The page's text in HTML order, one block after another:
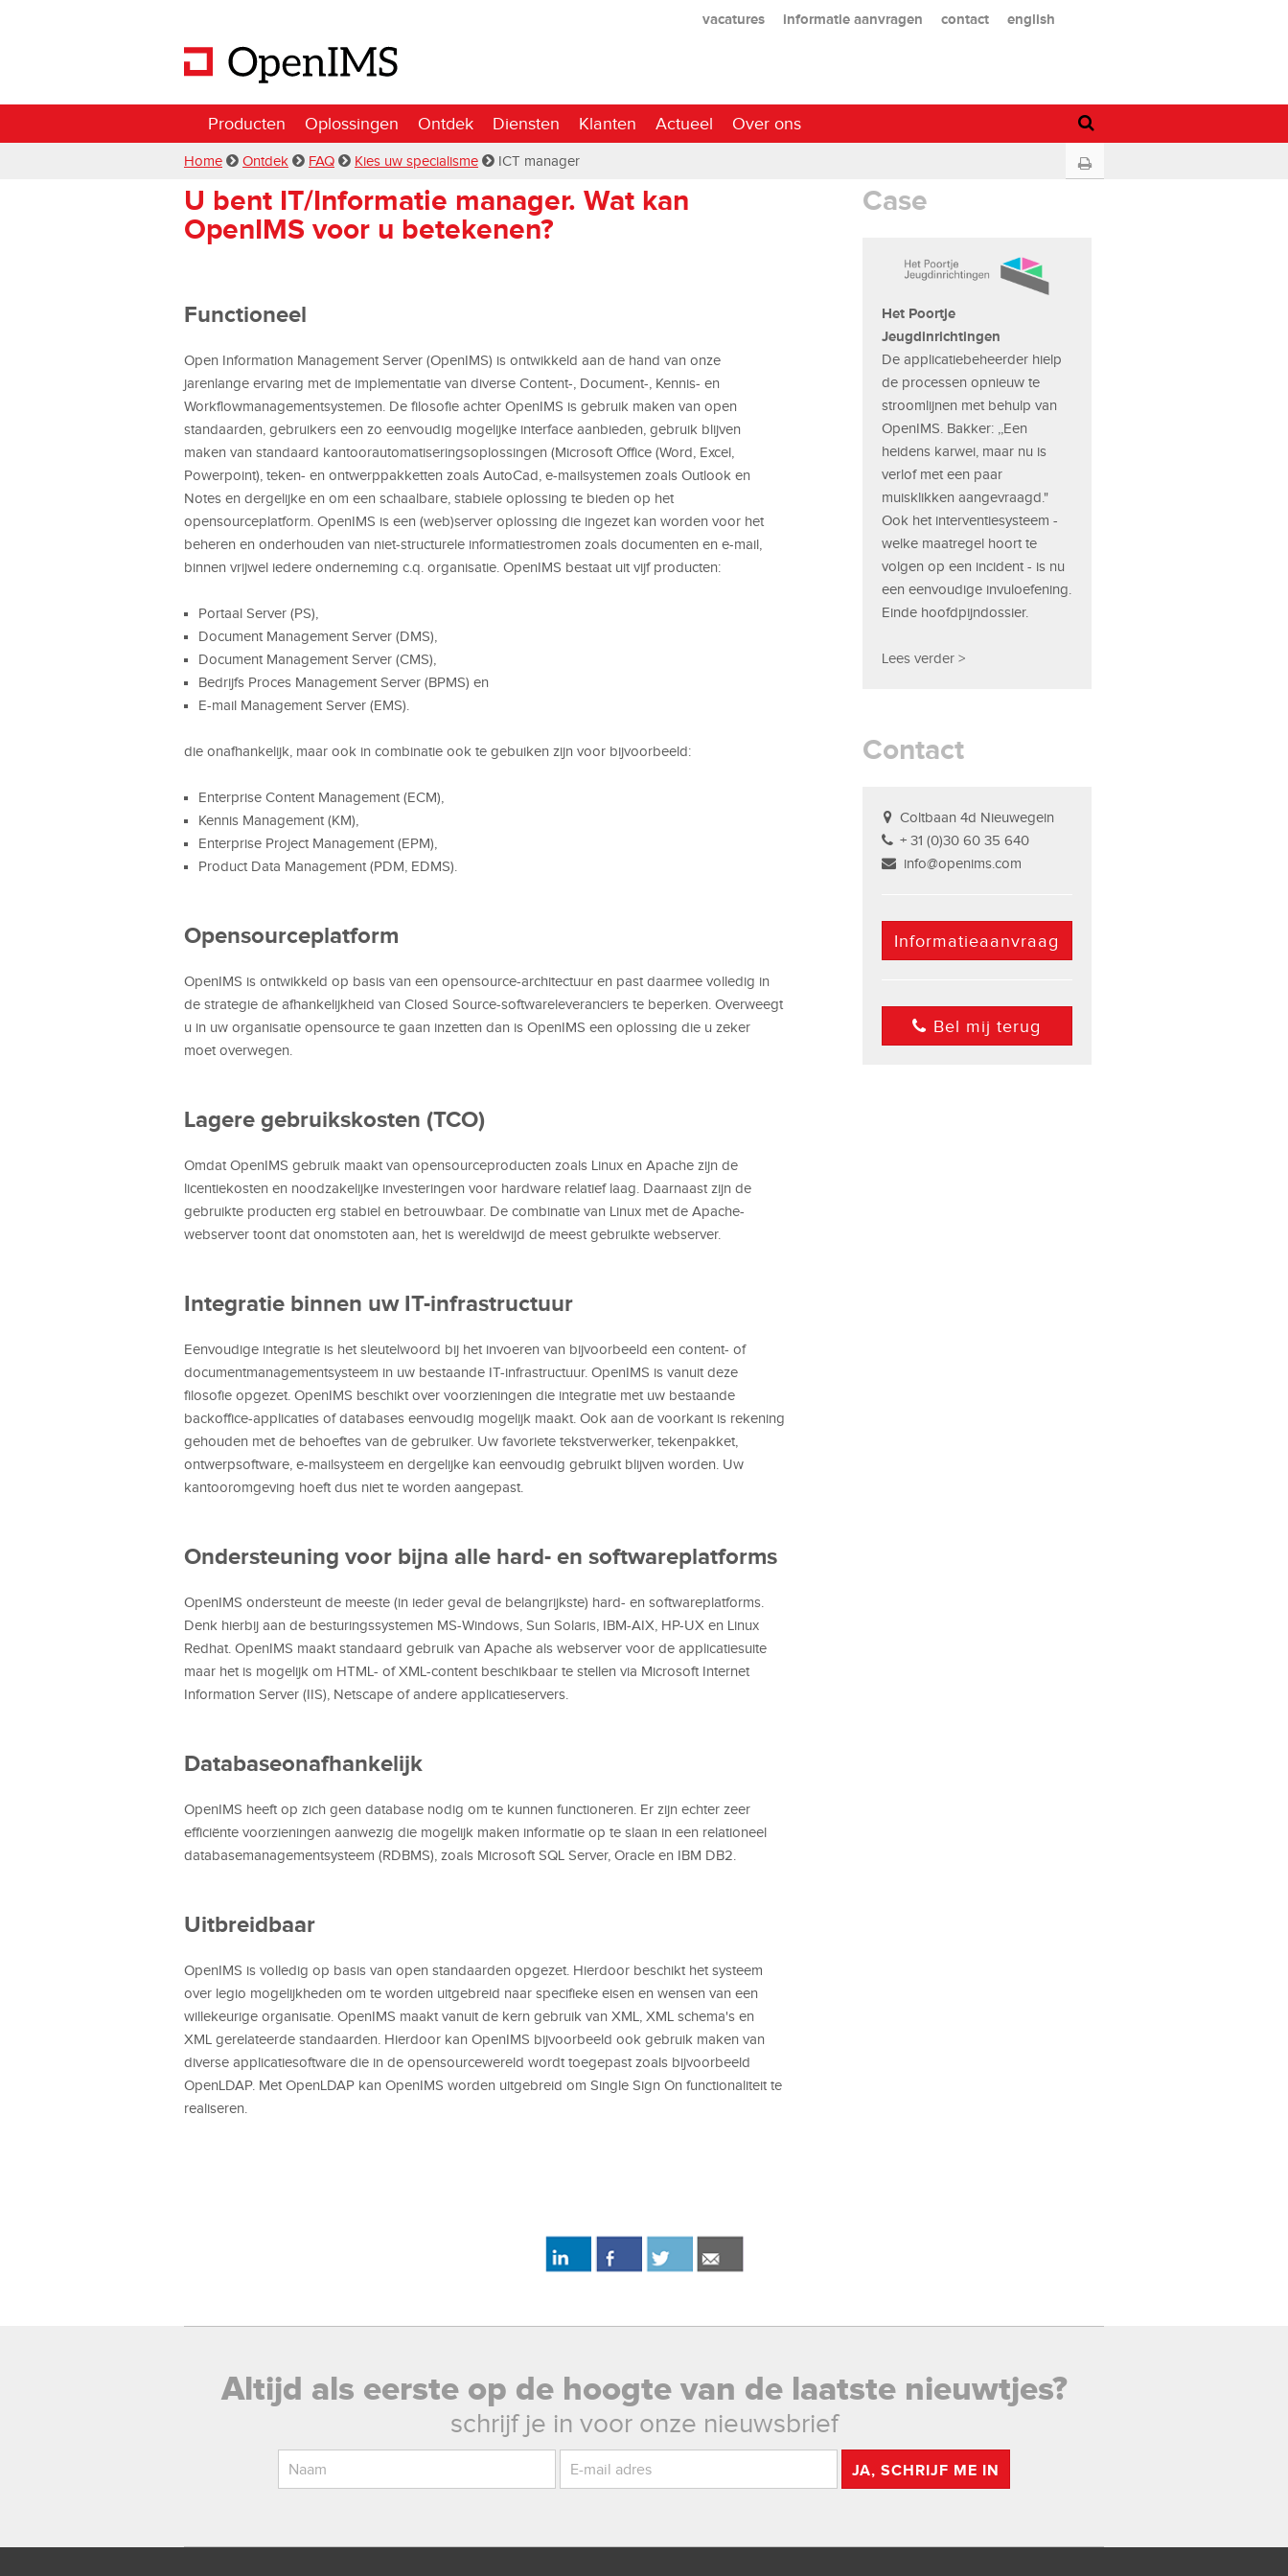
vacatures informatie aanvragen contact english
Producten Oplossingen Ontdek Diensten Klanten Actueel Over ons
Home Ontdek FAQ Kies uw specialisme ICT manager
U bent IT/Informatie manager. Wat kan
OpenIMS voor u betekenen?
Functioneel
Open Information Management Server (OpenIMS) is ontwikkeld aan de hand van onze
jarenlange ervaring met de implementatie van diverse Content-, Document-, Kennis- en
Workflowmanagementsystemen. De filosofie achter OpenIMS is gebruik maken van open
standaarden, gebruikers een zo eenvoudig mogelijke interface aanbieden, gebruik blijven
maken van standaard kantoorautomatiseringsoplossingen (Microsoft Office (Word, Excel,
Powerpoint), teken- en ontwerppakketten zoals AutoCad, e-mailsystemen zoals Outlook en
Notes en dergelijke en om een schaalbare, stabiele oplossing te bieden op het
opensourceplatform. OpenIMS is een (web)server oplossing die ingezet kan worden voor het
beheren en onderhouden van niet-structurele informatiestromen zoals documenten en e-mail,
binnen vrijwel iedere onderneming c.q. organisatie. OpenIMS bestaat uit vijf producten:
Portaal Server (PS),
Document Management Server (DMS),
Document Management Server (CMS),
Bedrijfs Proces Management Server (BPMS) en
E-mail Management Server (EMS).
die onafhankelijk, maar ook in combinatie ook te gebuiken zijn voor bijvoorbeeld:
Enterprise Content Management (ECM),
Kennis Management (KM),
Enterprise Project Management (EPM),
Product Data Management (PDM, EDMS).
Opensourceplatform
OpenIMS is ontwikkeld op basis van een opensource-architectuur en past daarmee volledig in
de strategie de afhankelijkheid van Closed Source-softwareleveranciers te beperken. Overweegt
u in uw organisatie opensource te gaan inzetten dan is OpenIMS een oplossing die u zeker
moet overwegen.
Lagere gebruikskosten (TCO)
Omdat OpenIMS gebruik maakt van opensourceproducten zoals Linux en Apache zijn de
licentiekosten en noodzakelijke investeringen voor hardware relatief laag. Daarnaast zijn de
gebruikte producten erg stabiel en betrouwbaar. De combinatie van Linux met de Apache-
webserver toont dat onomstoten aan, het is wereldwijd de meest gebruikte webserver.
Integratie binnen uw IT-infrastructuur
Eenvoudige integratie is het sleutelwoord bij het invoeren van bijvoorbeeld een content- of
documentmanagementsysteem in uw bestaande IT-infrastructuur. OpenIMS is vanuit deze
filosofie opgezet. OpenIMS beschikt over voorzieningen die integratie met uw bestaande
backoffice-applicaties of databases eenvoudig mogelijk maakt. Ook aan de voorkant is rekening
gehouden met de behoeftes van de gebruiker. Uw favoriete tekstverwerker, tekenpakket,
ontwerpsoftware, e-mailsysteem en dergelijke kan eenvoudig gebruikt blijven worden. Uw
kantooromgeving hoeft dus niet te worden aangepast.
Ondersteuning voor bijna alle hard- en softwareplatforms
OpenIMS ondersteunt de meeste (in ieder geval de belangrijkste) hard- en softwareplatforms.
Denk hierbij aan de besturingssystemen MS-Windows, Sun Solaris, IBM-AIX, HP-UX en Linux
Redhat. OpenIMS maakt standaard gebruik van Apache als webserver voor de applicatiesuite
maar het is mogelijk om HTML- of XML-content beschikbaar te stellen via Microsoft Internet
Information Server (IIS), Netscape of andere applicatieservers.
Databaseonafhankelijk
OpenIMS heeft op zich geen database nodig om te kunnen functioneren. Er zijn echter zeer
efficiënte voorzieningen aanwezig die mogelijk maken informatie op te slaan in een relationeel
databasemanagementsysteem (RDBMS), zoals Microsoft SQL Server, Oracle en IBM DB2.
Uitbreidbaar
OpenIMS is volledig op basis van open standaarden opgezet. Hierdoor beschikt het systeem
over legio mogelijkheden om te worden uitgebreid naar specifieke eisen en wensen van een
willekeurige organisatie. OpenIMS maakt vanuit de kern gebruik van XML, XML schema's en
XML gerelateerde standaarden. Hierdoor kan OpenIMS bijvoorbeeld ook gebruik maken van
diverse applicatiesoftware die in de opensourcewereld wordt toegepast zoals bijvoorbeeld
OpenLDAP. Met OpenLDAP kan OpenIMS worden uitgebreid om Single Sign On functionaliteit te
realiseren.
Case
Het Poortje
Jeugdinrichtingen
De applicatiebeheerder hielp
de processen opnieuw te
stroomlijnen met behulp van
OpenIMS. Bakker: ,,Een
heidens karwei, maar nu is
verlof met een paar
muisklikken aangevraagd."
Ook het interventiesysteem -
welke maatregel hoort te
volgen op een incident - is nu
een eenvoudige invuloefening.
Einde hoofdpijndossier.
Lees verder >
Contact
Coltbaan 4d Nieuwegein
+ 31 (0)30 60 35 640
info@openims.com
Informatieaanvraag
Bel mij terug
Altijd als eerste op de hoogte van de laatste nieuwtjes?
schrijf je in voor onze nieuwsbrief
JA, SCHRIJF ME IN